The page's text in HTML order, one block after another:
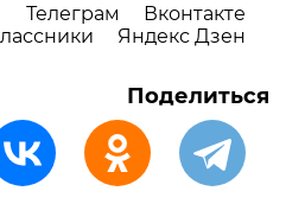
Телеграм
Вконтакте
Яндекс Дзен
Поделиться